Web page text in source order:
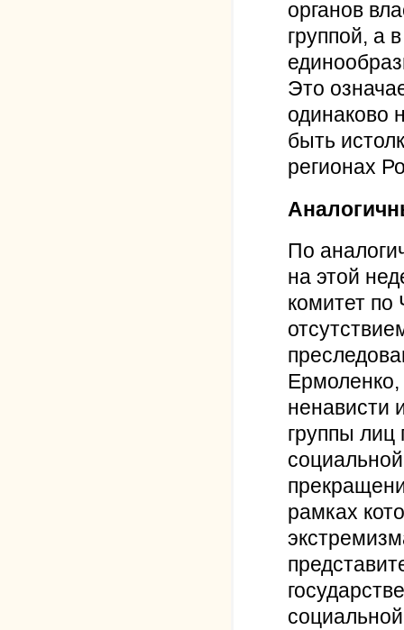
органов
группой, а
Это
одинаково
быть
регионах
По
на этой
комитет по
Ермоленко,
ненависти
группы лиц
рамках